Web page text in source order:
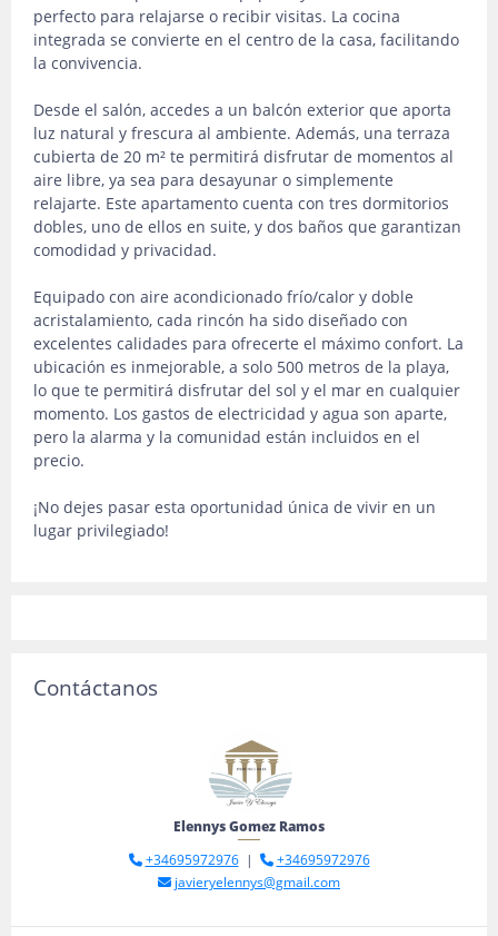
perfecto para relajarse o recibir visitas. La cocina
integrada se convierte en el centro de la casa, facilitando
la convivencia.
Desde el salón, accedes a un balcón exterior que aporta
luz natural y frescura al ambiente. Además, una terraza
cubierta de 20 m² te permitirá disfrutar de momentos al
aire libre, ya sea para desayunar o simplemente
relajarte. Este apartamento cuenta con tres dormitorios
dobles, uno de ellos en suite, y dos baños que garantizan
comodidad y privacidad.
Equipado con aire acondicionado frío/calor y doble
acristalamiento, cada rincón ha sido diseñado con
excelentes calidades para ofrecerte el máximo confort. La
ubicación es inmejorable, a solo 500 metros de la playa,
lo que te permitirá disfrutar del sol y el mar en cualquier
momento. Los gastos de electricidad y agua son aparte,
pero la alarma y la comunidad están incluidos en el
precio.
¡No dejes pasar esta oportunidad única de vivir en un
lugar privilegiado!
Contáctanos
Elennys Gomez Ramos
+34695972976|
+34695972976
javieryelennys@gmail.com